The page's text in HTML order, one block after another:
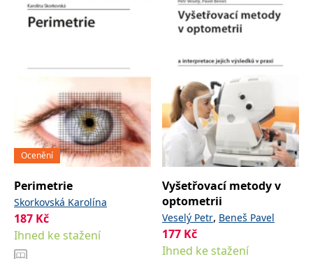
Ocenění
Perimetrie
Skorkovská Karolína
187 Kč
Ihned ke stažení
Vyšetřovací metody v
optometrii
Veselý Petr, Beneš Pavel
177 Kč
Ihned ke stažení